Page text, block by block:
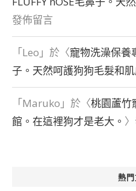
發佈留言
「Leo 」於〈寵物洗澡保養
子。天然呵護狗狗毛髮和肌
「Maruko 」於〈桃園蘆竹
館。在這裡狗才是老大。
熱